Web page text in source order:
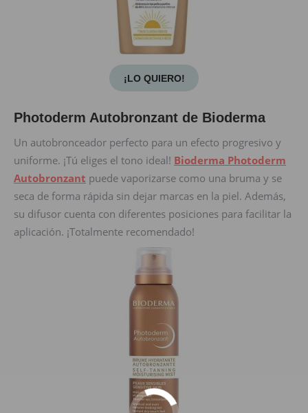
¡LO QUIERO!
Photoderm Autobronzant de Bioderma
Un autobronceador perfecto para un efecto progresivo y
uniforme. ¡Tú eliges el tono ideal! Bioderma Photoderm
Autobronzant puede vaporizarse como una bruma y se
seca de forma rápida sin dejar marcas en la piel. Además,
su difusor cuenta con diferentes posiciones para facilitar la
aplicación. ¡Totalmente recomendado!